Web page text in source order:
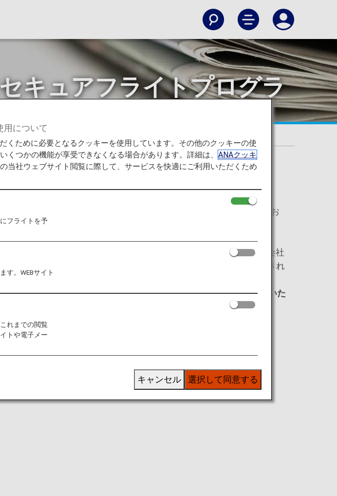
キュアフライトプログラ
グラム）について
Flight Program（セキュアフライトプログラム）を導入してお
空機の保安強化を目的に導入されるプログラムで、TSAが各航空会社
グラム導入により、各航空会社は予約の際、プログラムに必要とされ
情報の登録がされていない場合は、発券ができないおよびご搭乗いた
約となる可能性があります。
です。
用について
くために必要となるクッキーを使用しています。その他のクッキーの使
くつかの機能が享受できなくなる場合があります。詳細は、ANAクッキ
当社ウェブサイト閲覧に際して、サービスを快適にご利用いただくため
フライトを予
す。WEBサイト
れまでの閲覧
トや電子メー
選択して同意する
キャンセル